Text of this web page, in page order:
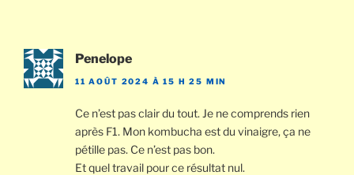
Penelope
11 AOÛT 2024 À 15 H 25 MIN
Ce n’est pas clair du tout. Je ne comprends rien
après F1. Mon kombucha est du vinaigre, ça ne
pétille pas. Ce n’est pas bon.
Et quel travail pour ce résultat nul.